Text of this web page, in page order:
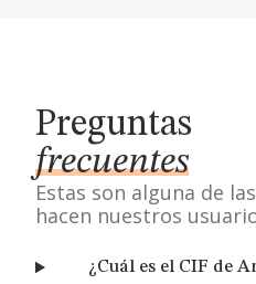
Preguntas
frecuentes
Estas son alguna de
hacen nuestros
¿Cuál es el CIF de